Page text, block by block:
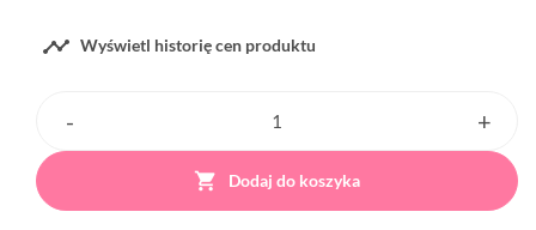
 Wyświetl historię cen produktu
 Dodaj do koszyka